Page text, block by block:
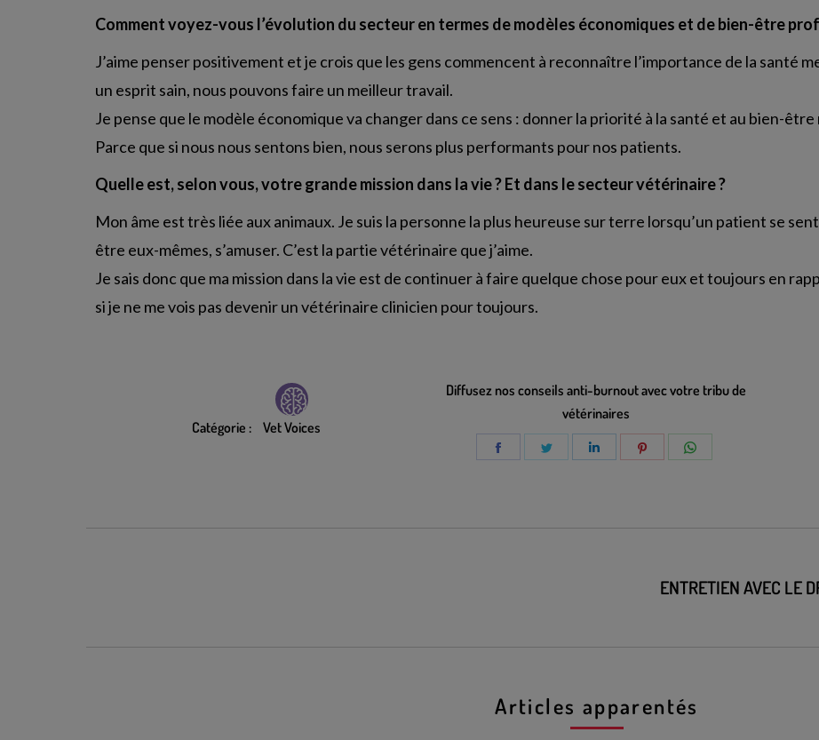
Comment voyez-vous l’évolution du secteur en termes de modèles économiques et de bien-être
J’aime penser positivement et je crois que les gens commencent à reconnaître l’importance de la santé
un esprit sain, nous pouvons faire un meilleur travail.
Je pense que le modèle économique va changer dans ce sens : donner la priorité à la santé et au bien-
Parce que si nous nous sentons bien, nous serons plus performants pour nos patients.
Quelle est, selon vous, votre grande mission dans la vie ? Et dans le secteur vétérinaire ?
Mon âme est très liée aux animaux. Je suis la personne la plus heureuse sur terre lorsqu’un patient se
être eux-mêmes, s’amuser. C’est la partie vétérinaire que j’aime.
Je sais donc que ma mission dans la vie est de continuer à faire quelque chose pour eux et toujours en
si je ne me vois pas devenir un vétérinaire clinicien pour toujours.
Catégorie : Vet Voices
Diffusez nos conseils anti-burnout avec votre tribu de
vétérinaires
ENTRETIEN AVEC LE
Articles apparentés